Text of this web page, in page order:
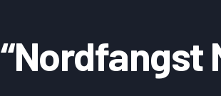
“Nordfangst
KONTAKT OSS